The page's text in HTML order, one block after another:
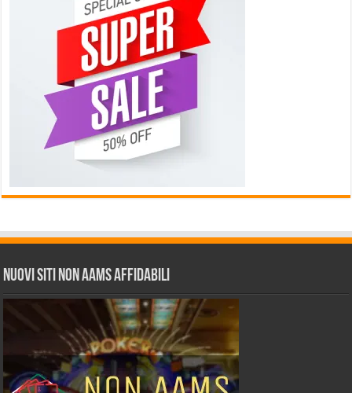
Nuovi siti non AAMS affidabili